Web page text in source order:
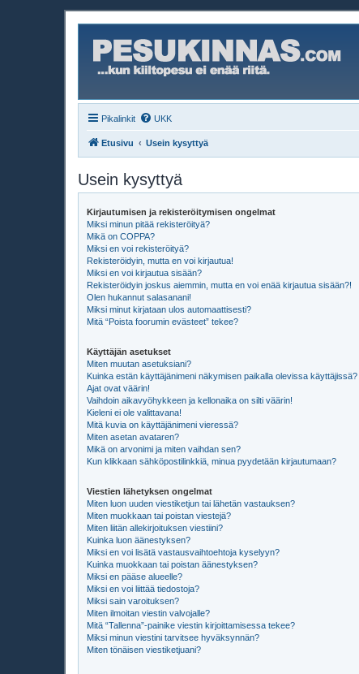
Pikalinkit UKK
Etusivu Usein kysyttyä
Usein kysyttyä
Kirjautumisen ja rekisteröitymisen ongelmat
Miksi minun pitää rekisteröityä?
Mikä on COPPA?
Miksi en voi rekisteröityä?
Rekisteröidyin, mutta en voi kirjautua!
Miksi en voi kirjautua sisään?
Rekisteröidyin joskus aiemmin, mutta en voi enää kirjautua sisään?!
Olen hukannut salasanani!
Miksi minut kirjataan ulos automaattisesti?
Mitä “Poista foorumin evästeet” tekee?
Käyttäjän asetukset
Miten muutan asetuksiani?
Kuinka estän käyttäjänimeni näkymisen paikalla olevissa käyttäjissä?
Ajat ovat väärin!
Vaihdoin aikavyöhykkeen ja kellonaika on silti väärin!
Kieleni ei ole valittavana!
Mitä kuvia on käyttäjänimeni vieressä?
Miten asetan avataren?
Mikä on arvonimi ja miten vaihdan sen?
Kun klikkaan sähköpostilinkkiä, minua pyydetään kirjautumaan?
Viestien lähetyksen ongelmat
Miten luon uuden viestiketjun tai lähetän vastauksen?
Miten muokkaan tai poistan viestejä?
Miten liitän allekirjoituksen viestiini?
Kuinka luon äänestyksen?
Miksi en voi lisätä vastausvaihtoehtoja kyselyyn?
Kuinka muokkaan tai poistan äänestyksen?
Miksi en pääse alueelle?
Miksi en voi liittää tiedostoja?
Miksi sain varoituksen?
Miten ilmoitan viestin valvojalle?
Mitä “Tallenna”-painike viestin kirjoittamisessa tekee?
Miksi minun viestini tarvitsee hyväksynnän?
Miten tönäisen viestiketjuani?